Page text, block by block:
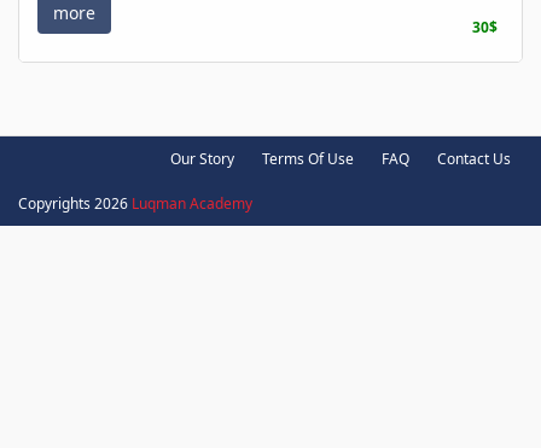
more
30$
Our Story Terms Of Use FAQ Contact Us
Copyrights 2026 Luqman Academy